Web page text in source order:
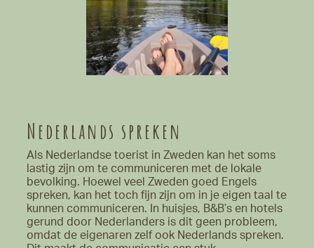
Nederlands spreken
Als Nederlandse toerist in Zweden kan het soms
lastig zijn om te communiceren met de lokale
bevolking. Hoewel veel Zweden goed Engels
spreken, kan het toch fijn zijn om in je eigen taal te
kunnen communiceren. In huisjes, B&B’s en hotels
gerund door Nederlanders is dit geen probleem,
omdat de eigenaren zelf ook Nederlands spreken.